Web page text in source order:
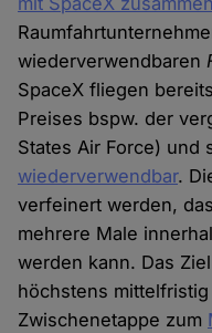
wiederverwendbaren
SpaceX fliegen
Preises bspw. der
States Air Force) und
wiederverwendbar.
verfeinert werden,
mehrere Male
werden kann. Das
höchstens
Zwischenetappe zum